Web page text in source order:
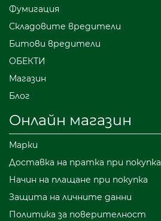
Фумигация
Складовите вредители
Битови вредители
ОБЕКТИ
Магазин
Блог
Онлайн магазин
Марки
Доставка на пратка при покупка
Начин на плащане при покупка
Защита на личните данни
Политика за поверителност